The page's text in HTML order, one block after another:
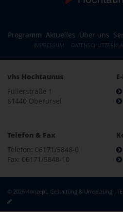
Programm Aktuelles Über uns
IMPRESSUM
vhs Hochtaunus
Füllerstraße 1
61440 Oberursel
Telefon & Fax
Telefon: 06171/5848-0
Fax: 06171/5848-10
© 2026 Konzept, Gestaltung & Umsetzung: